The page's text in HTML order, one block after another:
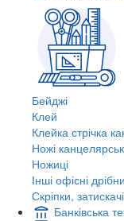
Бейджі
Клей
Клейка стрічка
Ножі
Ножиці
Інші офісні
Скріпки,
Банківська